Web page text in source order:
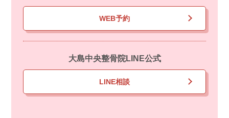
WEB予約
大島中央整骨院LINE公式
LINE相談